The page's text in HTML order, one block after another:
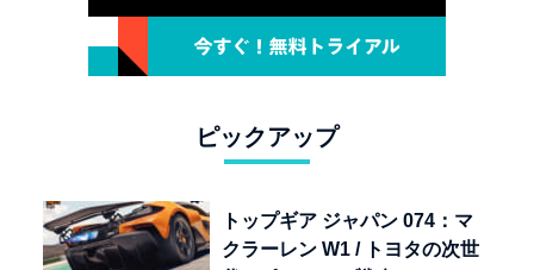
ピックアップ
トップギア ジャパン 074：マ
クラーレン W1 / トヨタの次世